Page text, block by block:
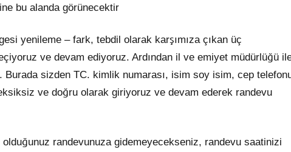
bu alanda görünecektir
yenileme – fark, tebdil olarak karşımıza çıkan üç
ve devam ediyoruz. Ardından il ve emiyet müdürlüğü
sizden TC. kimlik numarası, isim soy isim, cep
ve doğru olarak giriyoruz ve devam ederek randevu
randevunuza gidemeyecekseniz, randevu saatinizi